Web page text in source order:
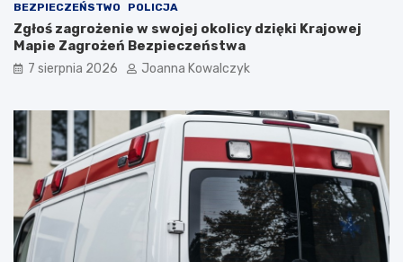
BEZPIECZEŃSTWO POLICJA
Zgłoś zagrożenie w swojej okolicy dzięki Krajowej
Mapie Zagrożeń Bezpieczeństwa
7 sierpnia 2026 Joanna Kowalczyk